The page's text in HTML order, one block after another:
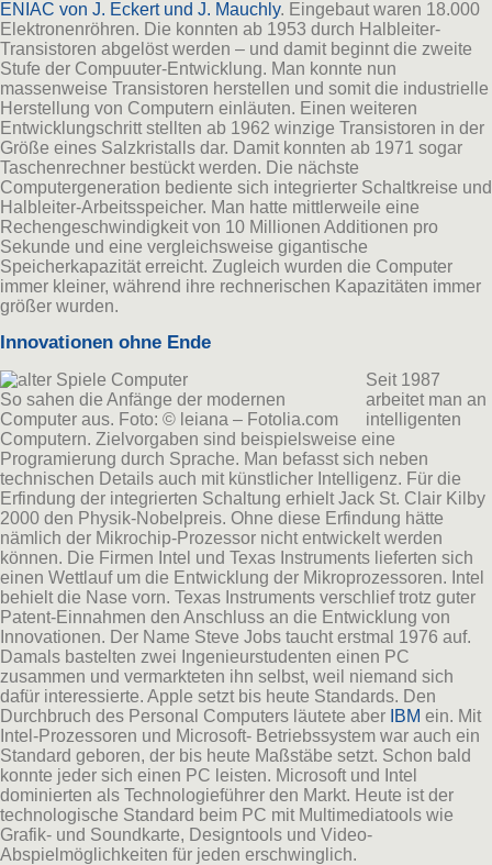
ENIAC von J. Eckert und J. Mauchly. Eingebaut waren 18.000
Elektronenröhren. Die konnten ab 1953 durch Halbleiter-
Transistoren abgelöst werden – und damit beginnt die zweite
Stufe der Compuuter-Entwicklung. Man konnte nun
massenweise Transistoren herstellen und somit die industrielle
Herstellung von Computern einläuten. Einen weiteren
Entwicklungschritt stellten ab 1962 winzige Transistoren in der
Größe eines Salzkristalls dar. Damit konnten ab 1971 sogar
Taschenrechner bestückt werden. Die nächste
Computergeneration bediente sich integrierter Schaltkreise und
Halbleiter-Arbeitsspeicher. Man hatte mittlerweile eine
Rechengeschwindigkeit von 10 Millionen Additionen pro
Sekunde und eine vergleichsweise gigantische
Speicherkapazität erreicht. Zugleich wurden die Computer
immer kleiner, während ihre rechnerischen Kapazitäten immer
größer wurden.
Innovationen ohne Ende
So sahen die Anfänge der modernen
Computer aus. Foto: © leiana – Fotolia.com
Seit 1987
arbeitet man an
intelligenten
Computern. Zielvorgaben sind beispielsweise eine
Programierung durch Sprache. Man befasst sich neben
technischen Details auch mit künstlicher Intelligenz. Für die
Erfindung der integrierten Schaltung erhielt Jack St. Clair Kilby
2000 den Physik-Nobelpreis. Ohne diese Erfindung hätte
nämlich der Mikrochip-Prozessor nicht entwickelt werden
können. Die Firmen Intel und Texas Instruments lieferten sich
einen Wettlauf um die Entwicklung der Mikroprozessoren. Intel
behielt die Nase vorn. Texas Instruments verschlief trotz guter
Patent-Einnahmen den Anschluss an die Entwicklung von
Innovationen. Der Name Steve Jobs taucht erstmal 1976 auf.
Damals bastelten zwei Ingenieurstudenten einen PC
zusammen und vermarkteten ihn selbst, weil niemand sich
dafür interessierte. Apple setzt bis heute Standards. Den
Durchbruch des Personal Computers läutete aber IBM ein. Mit
Intel-Prozessoren und Microsoft- Betriebssystem war auch ein
Standard geboren, der bis heute Maßstäbe setzt. Schon bald
konnte jeder sich einen PC leisten. Microsoft und Intel
dominierten als Technologieführer den Markt. Heute ist der
technologische Standard beim PC mit Multimediatools wie
Grafik- und Soundkarte, Designtools und Video-
Abspielmöglichkeiten für jeden erschwinglich.